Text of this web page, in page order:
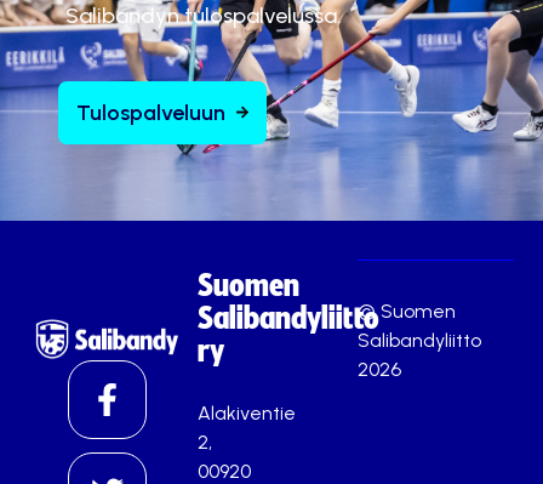
Salibandyn tulospalvelussa.
Tulospalveluun
Suomen
Salibandyliitto
ry
Alakiventie
2,
00920
© Suomen
Salibandyliitto
2026